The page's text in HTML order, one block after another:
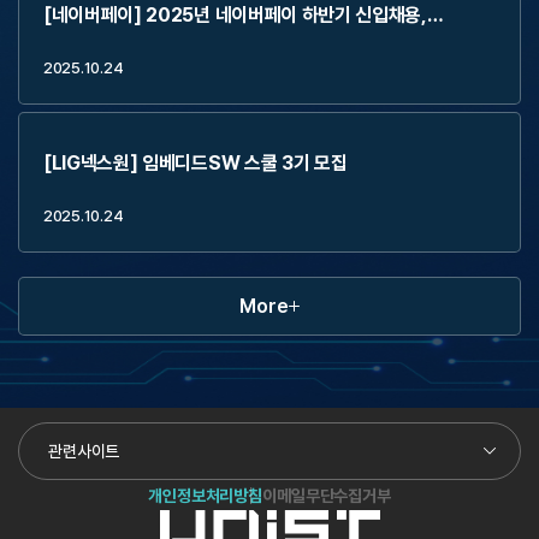
[네이버페이] 2025년 네이버페이 하반기 신입채용,
2025.10.24
[LIG넥스원] 임베디드SW 스쿨 3기 모집
2025.10.24
More
개인정보처리방침이메일무단수집거부
관련사이트